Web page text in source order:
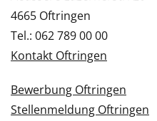
4665 Oftringen
Tel.: 062 789 00 00
Kontakt Oftringen
Bewerbung Oftringen
Stellenmeldung Oftringen